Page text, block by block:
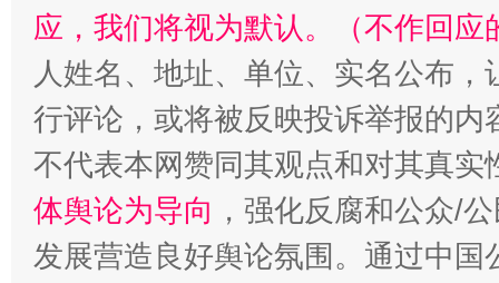
应，我们将视为默认。（不作回应
人姓名、地址、单位、实名公布
行评论，或将被反映投诉举报的
不代表本网赞同其观点和对其真实
体舆论为导向 ，强化反腐和公众/
发展营造良好舆论氛围。通过中